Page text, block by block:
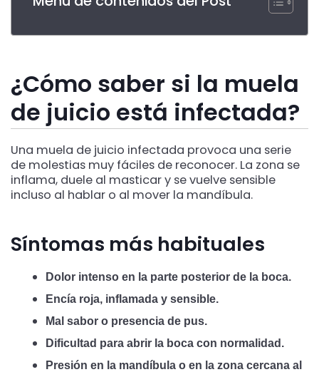
¿Cómo saber si la muela
de juicio está infectada?
Una muela de juicio infectada provoca una serie
de molestias muy fáciles de reconocer. La zona se
inflama, duele al masticar y se vuelve sensible
incluso al hablar o al mover la mandíbula.
Síntomas más habituales
Dolor intenso en la parte posterior de la boca.
Encía roja, inflamada y sensible.
Mal sabor o presencia de pus.
Dificultad para abrir la boca con normalidad.
Presión en la mandíbula o en la zona cercana al